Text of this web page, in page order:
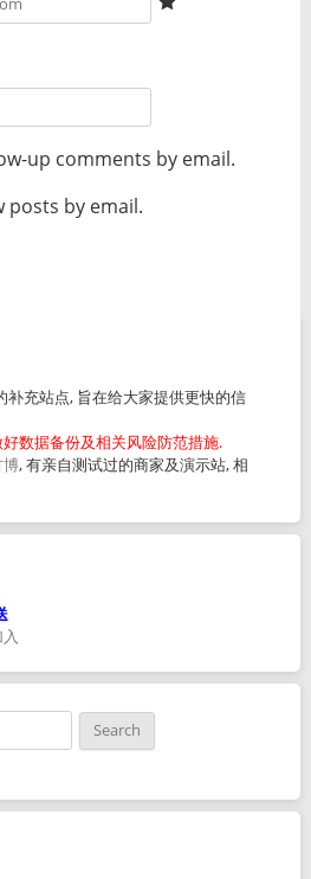
up comments by email.
posts by email.
补充站点, 旨在给大家提供更快的信
数据备份及相关风险防范措施.
博, 有亲自测试过的商家及演示站, 相